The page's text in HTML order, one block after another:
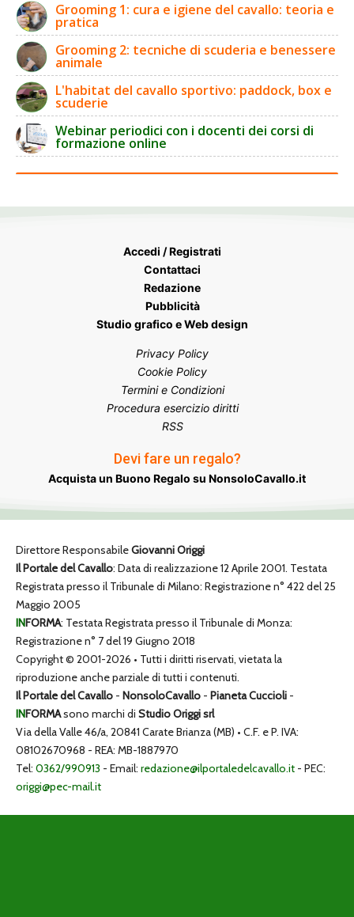
Grooming 1: cura e igiene del cavallo: teoria e
pratica
Grooming 2: tecniche di scuderia e benessere
animale
L'habitat del cavallo sportivo: paddock, box e
scuderie
Webinar periodici con i docenti dei corsi di
formazione online
Accedi / Registrati
Contattaci
Redazione
Pubblicità
Studio grafico e Web design
Privacy Policy
Cookie Policy
Termini e Condizioni
Procedura esercizio diritti
RSS
Devi fare un regalo?
Acquista un Buono Regalo su NonsoloCavallo.it
Direttore ResponsabileGiovanni Origgi
Il Portale del Cavallo: Data di realizzazione 12 Aprile 2001. Testata
Registrata presso il Tribunale di Milano: Registrazione n° 422 del 25
Maggio 2005
INFORMA: Testata Registrata presso il Tribunale di Monza:
Registrazione n° 7 del 19 Giugno 2018
Copyright © 2001-2026 • Tutti i diritti riservati, vietata la
riproduzione anche parziale di tutti i contenuti.
Il Portale del Cavallo - NonsoloCavallo - Pianeta Cuccioli -
INFORMAsono marchi di Studio Origgi srl
Via della Valle 46/a, 20841 Carate Brianza (MB) • C.F. e P. IVA:
08102670968 - REA: MB-1887970
Tel: 0362/990913 - Email: redazione@ilportaledelcavallo.it - PEC:
origgi@pec-mail.it